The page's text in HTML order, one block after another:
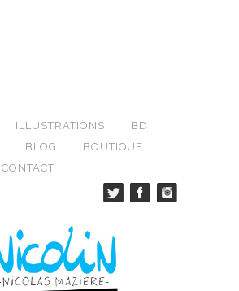
ILLUSTRATIONS
BD
BLOG
BOUTIQUE
CONTACT